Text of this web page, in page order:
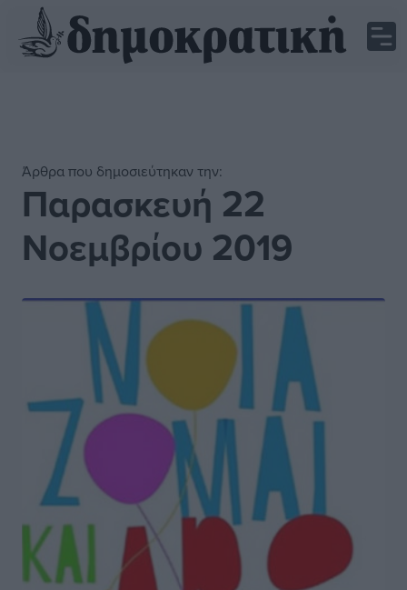
Άρθρα που δημοσιεύτηκαν την:
Παρασκευή 22
Νοεμβρίου 2019